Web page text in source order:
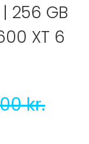
256 GB
XT 6
kr.